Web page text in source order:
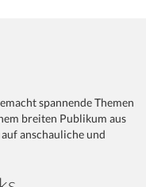
spannende Themen
breiten Publikum aus
anschauliche und